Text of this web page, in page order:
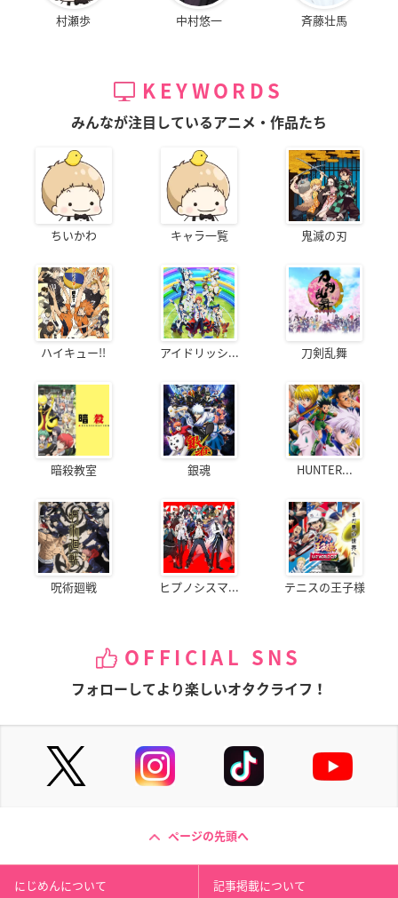
村瀬歩 中村悠一 斉藤壮馬
KEYWORDS
みんなが注目しているアニメ・作品たち
ちいかわ キャラ一覧 鬼滅の刃
ハイキュー!! アイドリッシ... 刀剣乱舞
暗殺教室 銀魂 HUNTER...
呪術廻戦 ヒプノシスマ... テニスの王子様
OFFICIAL SNS
フォローしてより楽しいオタクライフ！
ページの先頭へ
にじめんについて 記事掲載について